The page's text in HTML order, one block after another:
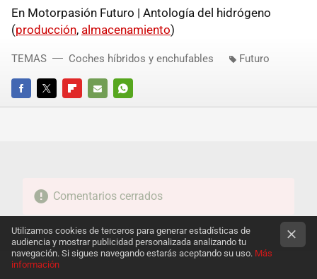
En Motorpasión Futuro | Antología del hidrógeno
(producción, almacenamiento)
FACEBOOKTWITTERFLIPBOARD
E-
WHATSAPP
TEMAS Coches híbridos y enchufables Futuro
Comentarios cerrados
Utilizamos cookies de terceros para generar estadísticas de
audiencia y mostrar publicidad personalizada analizando tu
navegación. Si sigues navegando estarás aceptando su uso. Más
información